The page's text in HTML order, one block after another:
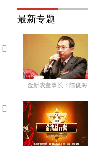
最新专题
金新农董事长：陈俊海